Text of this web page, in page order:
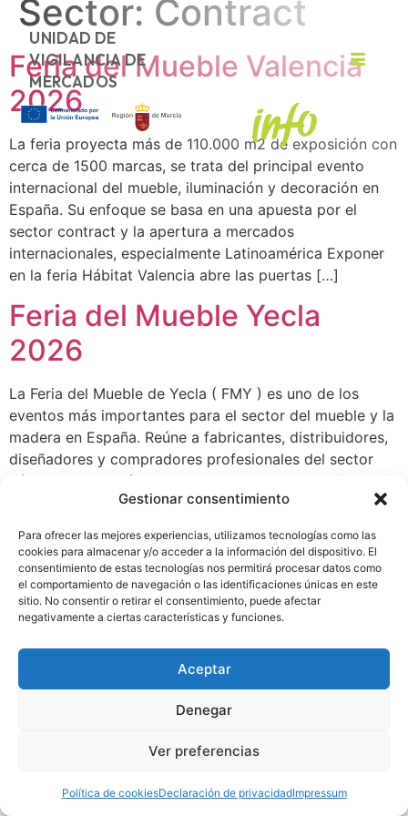
Gestionar consentimiento
Para ofrecer las mejores experiencias, utilizamos tecnologías como las
cookies para almacenar y/o acceder a la información del dispositivo. El
consentimiento de estas tecnologías nos permitirá procesar datos como
el comportamiento de navegación o las identificaciones únicas en este
sitio. No consentir o retirar el consentimiento, puede afectar
negativamente a ciertas características y funciones.
Aceptar
Denegar
Ver preferencias
Política de cookiesDeclaración de privacidadImpressum
UNIDAD DE
VIGILANCIA DE
MERCADOS
Sector: Contract
Feria del Mueble Valencia
2026
La feria proyecta más de 110.000 m2 de exposición con
cerca de 1500 marcas, se trata del principal evento
internacional del mueble, iluminación y decoración en
España. Su enfoque se basa en una apuesta por el
sector contract y la apertura a mercados
internacionales, especialmente Latinoamérica Exponer
en la feria Hábitat Valencia abre las puertas […]
Feria del Mueble Yecla
2026
La Feria del Mueble de Yecla ( FMY ) es uno de los
eventos más importantes para el sector del mueble y la
madera en España. Reúne a fabricantes, distribuidores,
diseñadores y compradores profesionales del sector
hábitat, decoración y contract. Se considera la feria del
mueble más antigua de España aunque hoy en día,